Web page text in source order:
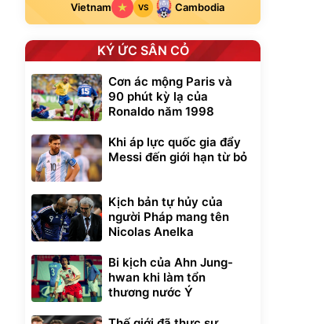
Vietnam VS Cambodia
KÝ ỨC SÂN CỎ
Cơn ác mộng Paris và
90 phút kỳ lạ của
Ronaldo năm 1998
Khi áp lực quốc gia đẩy
Messi đến giới hạn từ bỏ
Kịch bản tự hủy của
người Pháp mang tên
Nicolas Anelka
Bi kịch của Ahn Jung-
hwan khi làm tổn
thương nước Ý